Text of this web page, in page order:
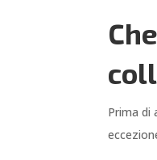
Prima di